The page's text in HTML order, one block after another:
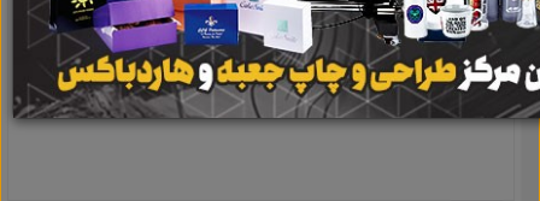
نتیجه ای یافت نشد